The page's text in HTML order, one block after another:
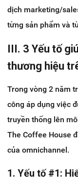
dịch marketing/
từng sản phẩm và
III. 3 Yếu tố
thương hiệu
Trong vòng 2 năm
công áp dụng việc
truyền thống lên
The Coffee House
của omnichannel.
1. Yếu tố #1: